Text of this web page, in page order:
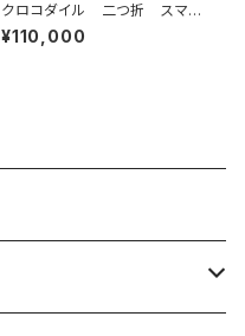
クロコダイル 二つ折 スマー
トウォレット ネイビー
¥110,000